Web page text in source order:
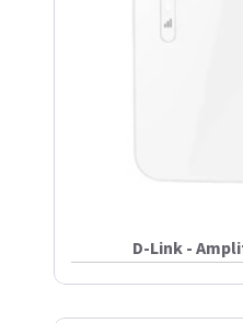
D-Link -